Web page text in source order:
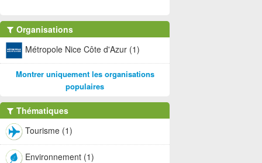
Organisations
Métropole Nice Côte d'Azur (1)
Montrer uniquement les organisations
populaires
Thématiques
Tourisme (1)
Environnement (1)